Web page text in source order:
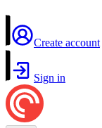
Create account
Sign in